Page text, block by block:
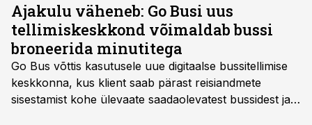
Ajakulu väheneb: Go Busi uus
tellimiskeskkond võimaldab bussi
broneerida minutitega
Go Bus võttis kasutusele uue digitaalse bussitellimise
keskkonna, kus klient saab pärast reisiandmete
sisestamist kohe ülevaate saadaolevatest bussidest ja